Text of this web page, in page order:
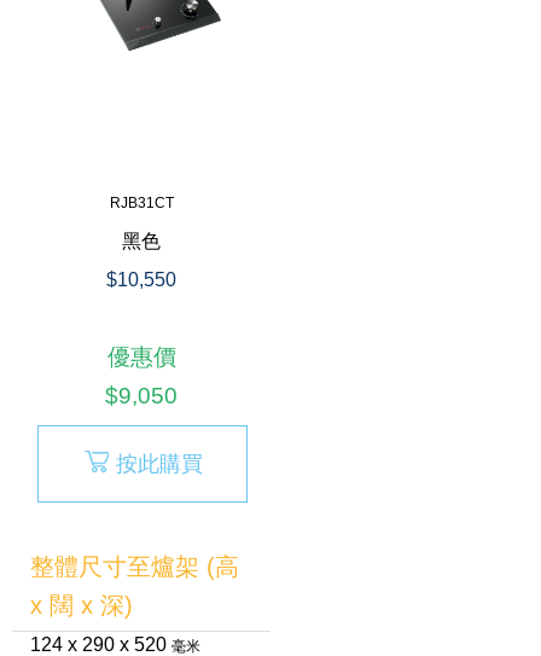
RJB31CT
黑色
$10,550
優惠價
$9,050
按此購買
整體尺寸至爐架 (高
x 闊 x 深)
124 x 290 x 520 毫米